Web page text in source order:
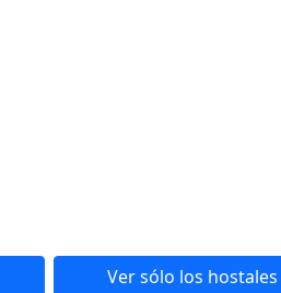
Ver sólo los hostales